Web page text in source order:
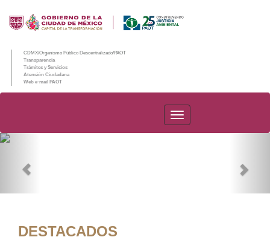
CDMX/Organismo Público Descentralizado/PAOT
Transparencia
Trámites y Servicios
Atención Ciudadana
Web e-mail PAOT
PAOT
DESTACADOS